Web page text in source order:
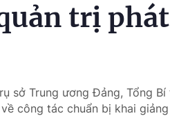
trị
sở Trung ương Đảng, Tổng
công tác chuẩn bị khai